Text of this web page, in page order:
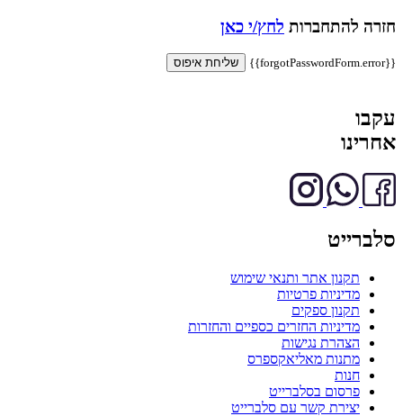
חזרה להתחברות לחץ/י כאן
{{forgotPasswordForm.error}} שליחת איפוס
עקבו
אחרינו
סלברייט
תקנון אתר ותנאי שימוש
מדיניות פרטיות
תקנון ספקים
מדיניות החזרים כספיים והחזרות
הצהרת נגישות
מתנות מאליאקספרס
חנות
פרסום בסלברייט
יצירת קשר עם סלברייט